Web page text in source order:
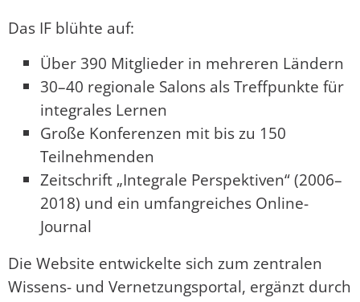
Das IF blühte auf:
Über 390 Mitglieder in mehreren Ländern
30–40 regionale Salons als Treffpunkte für
integrales Lernen
Große Konferenzen mit bis zu 150
Teilnehmenden
Zeitschrift „Integrale Perspektiven“ (2006–
2018) und ein umfangreiches Online-
Journal
Die Website entwickelte sich zum zentralen
Wissens- und Vernetzungsportal, ergänzt durch